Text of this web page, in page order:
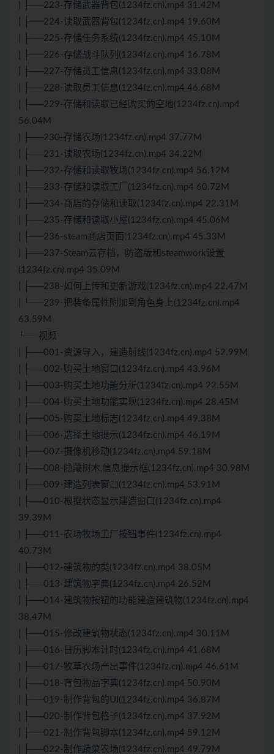
| ├──223-存储武器背包(1234fz.cn).mp4 31.42M
| ├──224-读取武器背包(1234fz.cn).mp4 19.60M
| ├──225-存储任务系统(1234fz.cn).mp4 45.10M
| ├──226-存储战斗队列(1234fz.cn).mp4 16.78M
| ├──227-存储员工信息(1234fz.cn).mp4 33.08M
| ├──228-读取员工信息(1234fz.cn).mp4 46.68M
| ├──229-存储和读取已经购买的空地(1234fz.cn).mp4
56.04M
| ├──230-存储农场(1234fz.cn).mp4 37.77M
| ├──231-读取农场(1234fz.cn).mp4 34.22M
| ├──232-存储和读取牧场(1234fz.cn).mp4 56.12M
| ├──233-存储和读取工厂(1234fz.cn).mp4 60.72M
| ├──234-商店的存储和读取(1234fz.cn).mp4 22.31M
| ├──235-存储和读取小屋(1234fz.cn).mp4 45.06M
| ├──236-steam商店页面(1234fz.cn).mp4 45.33M
| ├──237-Steam云存档，防盗版和steamwork设置
(1234fz.cn).mp4 35.09M
| ├──238-如何上传和更新游戏(1234fz.cn).mp4 22.47M
| └──239-把装备属性附加到角色身上(1234fz.cn).mp4
63.59M
└──视频
| ├──001-资源导入，建造射线(1234fz.cn).mp4 52.99M
| ├──002-购买土地窗口(1234fz.cn).mp4 43.96M
| ├──003-购买土地功能分析(1234fz.cn).mp4 22.55M
| ├──004-购买土地功能实现(1234fz.cn).mp4 28.45M
| ├──005-购买土地标志(1234fz.cn).mp4 49.38M
| ├──006-选择土地提示(1234fz.cn).mp4 46.19M
| ├──007-摄像机移动(1234fz.cn).mp4 59.18M
| ├──008-隐藏树木,信息提示框(1234fz.cn).mp4 30.98M
| ├──009-建造列表窗口(1234fz.cn).mp4 53.91M
| ├──010-根据状态显示建造窗口(1234fz.cn).mp4
39.39M
| ├──011-农场牧场工厂按钮事件(1234fz.cn).mp4
40.73M
| ├──012-建筑物的类(1234fz.cn).mp4 38.05M
| ├──013-建筑物字典(1234fz.cn).mp4 26.52M
| ├──014-建筑物按钮的功能建造建筑物(1234fz.cn).mp4
38.47M
| ├──015-修改建筑物状态(1234fz.cn).mp4 30.11M
| ├──016-日历脚本计时(1234fz.cn).mp4 41.68M
| ├──017-牧草农场产出事件(1234fz.cn).mp4 46.61M
| ├──018-背包物品字典(1234fz.cn).mp4 50.90M
| ├──019-制作背包的UI(1234fz.cn).mp4 36.87M
| ├──020-制作背包格子(1234fz.cn).mp4 37.92M
| ├──021-制作背包脚本(1234fz.cn).mp4 59.12M
| ├──022-制作蔬菜农场(1234fz.cn).mp4 49.79M